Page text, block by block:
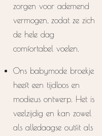
zorgen voor ademend
vermogen, zodat ze zich
de hele dag
comfortabel voelen.
Ons babymode broekje
heeft een tijdloos en
modieus ontwerp. Het is
veelzijdig en kan zowel
als alledaagse outfit als